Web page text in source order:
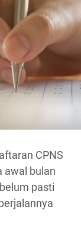
CPNS
awal bulan
pasti